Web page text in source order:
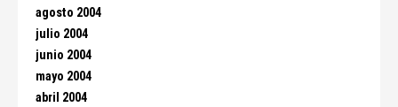
agosto 2004
julio 2004
junio 2004
mayo 2004
abril 2004